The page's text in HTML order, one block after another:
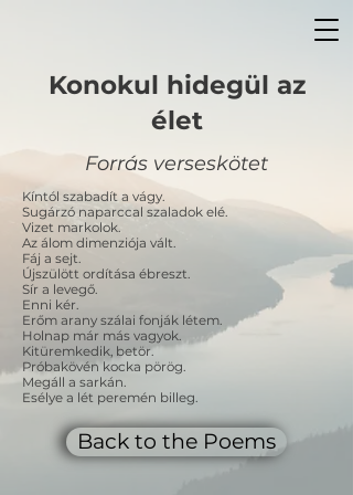
Konokul hidegül az
élet
Forrás verseskötet
Kíntól szabadít a vágy.
Sugárzó naparccal szaladok elé.
Vizet markolok.
Az álom dimenziója vált.
Fáj a sejt.
Újszülött ordítása ébreszt.
Sír a levegő.
Enni kér.
Erőm arany szálai fonják létem.
Holnap már más vagyok.
Kitüremkedik, betör.
Próbakövén kocka pörög.
Megáll a sarkán.
Esélye a lét peremén billeg.
Back to the Poems